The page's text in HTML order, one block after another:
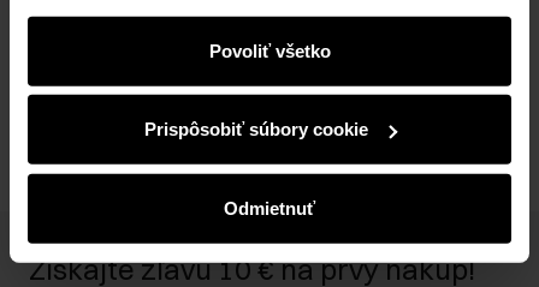
správy, ktoré vás informujú o najnovších akciách v
elektronickom obchode. Informácie o tom, ako používate
našu stránku, zdieľame s partnermi v oblasti sociálnych
informácie kombinovať s ďalšími údajmi, ktoré od vás
získali alebo ktoré ste získali pri používaní ich služieb.
Povoliť všetko
Prispôsobiť súbory cookie
Odmietnuť
Zloženie a rozmery
Recenzie
Získajte zľavu 10 € na prvý nákup!